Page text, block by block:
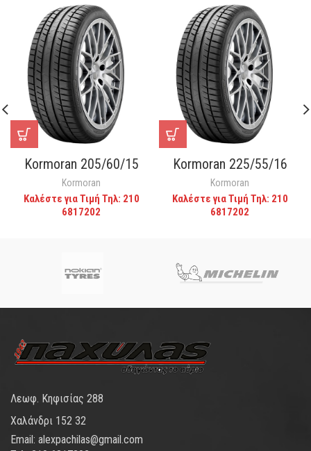
Kormoran 205/60/15
Kormoran
Καλέστε για Τιμή Τηλ: 210
6817202
Kormoran 225/55/16
Kormoran
Καλέστε για Τιμή Τηλ: 210
6817202
Λεωφ. Κηφισίας 288
Χαλάνδρι 152 32
Email: alexpachilas@gmail.com